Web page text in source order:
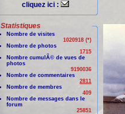
cliquez ici :
Statistiques
Nombre de visites
1020918 (*)
Nombre de photos
1715
Nombre cumulÃ© de vues de
photos
9190036
Nombre de commentaires
2811
Nombre de membres
409
Nombre de messages dans le
forum
25851